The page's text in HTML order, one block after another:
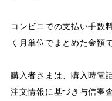
コンビニでの支払い手数
く月単位でまとめた金額
購入者さまは、購入時電
注文情報に基づき与信審